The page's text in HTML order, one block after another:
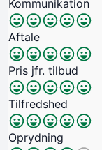
Kommunikation
Aftale
Pris jfr. tilbud
Tilfredshed
Oprydning